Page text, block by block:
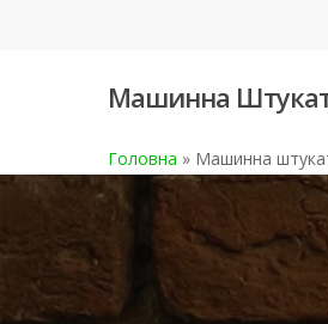
Машинна
Головна » Машинна